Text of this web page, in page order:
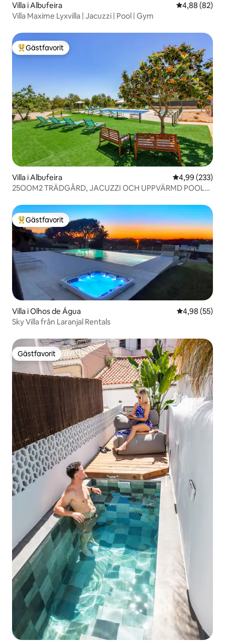
Villa i Albufeira 4,88 av 5 i
4,88 (82)
Villa Maxime Lyxvilla | Jacuzzi | Pool | Gym
Populär gästfavorit
Gästfavorit
Villa i Albufeira 4,99 av 5 i
4,99 (233)
25OOM2 TRÄDGÅRD, JACUZZI OCH UPPVÄRMD POOL
Populär gästfavorit
Gästfavorit
Villa i Olhos de Água 4,98 av 5 i
4,98 (55)
Sky Villa från Laranjal Rentals
Gästfavorit
Gästfavorit